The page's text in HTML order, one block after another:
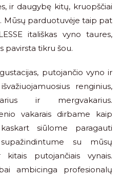
ir daugybę kitų, kruopščiai
Mūsų parduotuvėje taip pat
itališkas vyno taures,
pavirsta tikru šou.
putojančio vyno ir
renginius,
ir mergvakarius.
vakarais dirbame kaip
siūlome paragauti
su mūsų
putojančiais vynais.
ambicinga profesionalų